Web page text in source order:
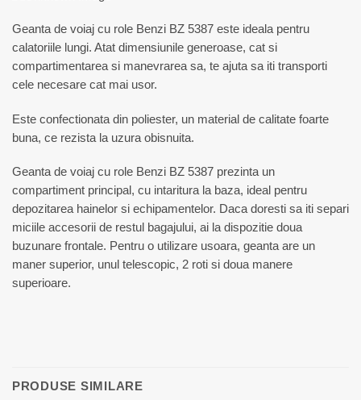
Geanta de voiaj cu role Benzi BZ 5387 este ideala pentru
calatoriile lungi. Atat dimensiunile generoase, cat si
compartimentarea si manevrarea sa, te ajuta sa iti transporti
cele necesare cat mai usor.
Este confectionata din poliester, un material de calitate foarte
buna, ce rezista la uzura obisnuita.
Geanta de voiaj cu role Benzi BZ 5387 prezinta un
compartiment principal, cu intaritura la baza, ideal pentru
depozitarea hainelor si echipamentelor. Daca doresti sa iti separi
miciile accesorii de restul bagajului, ai la dispozitie doua
buzunare frontale. Pentru o utilizare usoara, geanta are un
maner superior, unul telescopic, 2 roti si doua manere
superioare.
PRODUSE SIMILARE